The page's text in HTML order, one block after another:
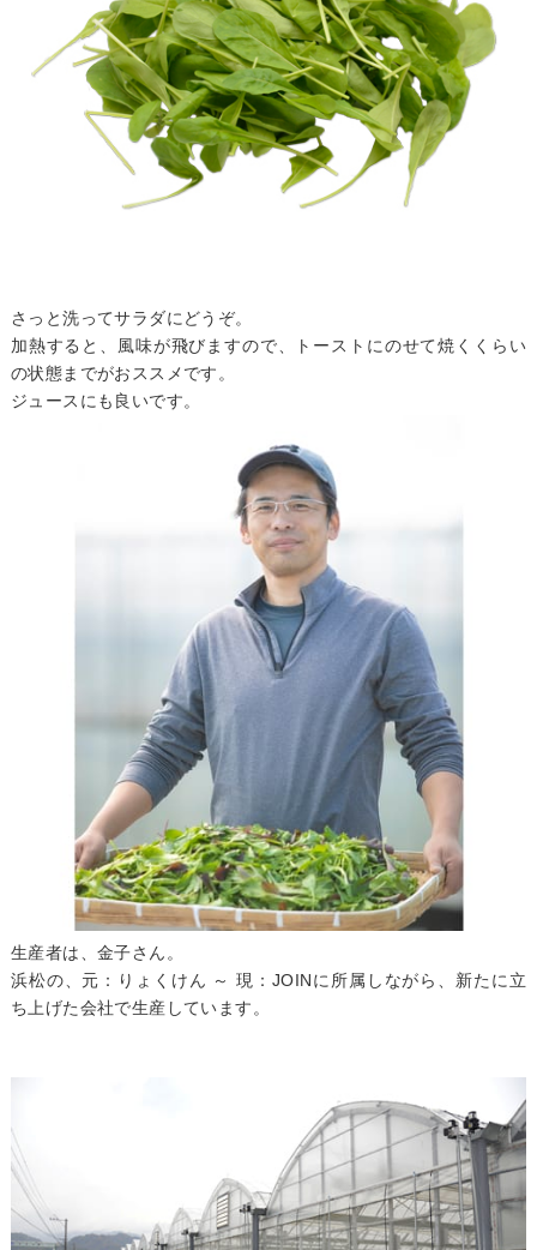
さっと洗ってサラダにどうぞ。
加熱すると、風味が飛びますので、トーストにのせて焼くくらい
の状態までがおススメです。
ジュースにも良いです。
生産者は、金子さん。
浜松の、元：りょくけん ～ 現：JOINに所属しながら、新たに立
ち上げた会社で生産しています。